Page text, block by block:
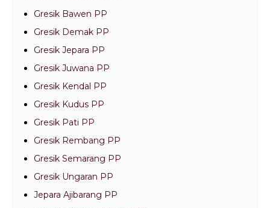
Gresik Bawen PP
Gresik Demak PP
Gresik Jepara PP
Gresik Juwana PP
Gresik Kendal PP
Gresik Kudus PP
Gresik Pati PP
Gresik Rembang PP
Gresik Semarang PP
Gresik Ungaran PP
Jepara Ajibarang PP